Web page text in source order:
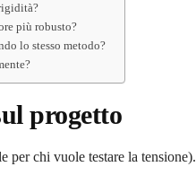
più robusto?
lo stesso metodo?
progetto
per chi vuole testare la tensione).